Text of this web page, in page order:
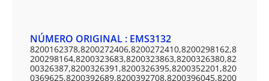
NÚMERO ORIGINAL : EMS3132
8200162378,8200272406,8200272410,8200298162,8
200298164,8200323683,8200323863,8200326380,82
00326387,8200326391,8200326395,8200352201,820
0369625,8200392689,8200392708,8200396045,8200